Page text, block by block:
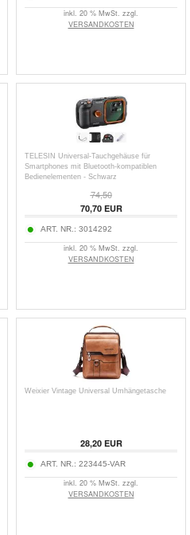
inkl. 20 % MwSt. zzgl.
VERSANDKOSTEN
TELESIN Universal-Tauchgehäuse für
Smartphones mit Bluetooth-kompatiblen
Bedienelementen - Schwarz
74,50
70,70EUR
ART. NR.: 3014292
inkl. 20 % MwSt. zzgl.
VERSANDKOSTEN
Weixier Vintage Universal Umhängetasche
28,20EUR
ART. NR.: 223445-VAR
inkl. 20 % MwSt. zzgl.
VERSANDKOSTEN